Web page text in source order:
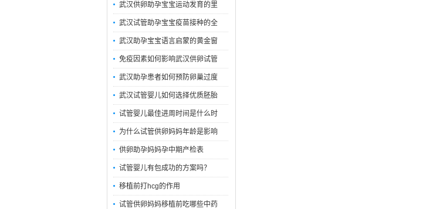
武汉供卵助孕宝宝运动发育的里
武汉试管助孕宝宝疫苗接种的全
武汉助孕宝宝语言启蒙的黄金窗
免疫因素如何影响武汉供卵试管
武汉助孕患者如何预防卵巢过度
武汉试管婴儿如何选择优质胚胎
试管婴儿最佳进周时间是什么时
为什么试管供卵妈妈年龄是影响
供卵助孕妈妈孕中期产检表
试管婴儿有包成功的方案吗？
移植前打hcg的作用
试管供卵妈妈移植前吃哪些中药